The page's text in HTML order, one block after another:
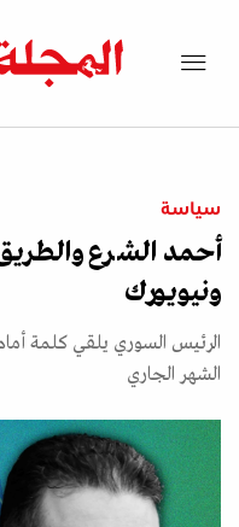
سياسة
أحمد الشرع
ونيويورك
الشهر الجاري